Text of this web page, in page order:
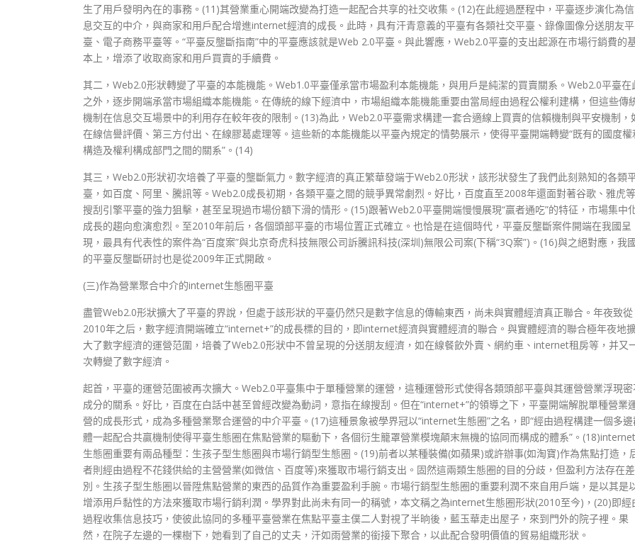
生了用戶發明內在的事務。(11)其營業重心開端改變為打造一起配合共享的社交收集。(12)在此經過歷程中，平臺逐步演化為信
息交互的中介，與商家和用戶配合增進internet經濟的成長。此時，具有汗青意義的平臺有各類社交平臺、錄像圖像分送朋友平
臺、電子商務平臺等。“平臺反壟斷指南”中的平臺應該就是Web 2.0平臺。與此響應，Web2.0平臺的支出起源在市場行銷費的
本上，增添了收取商家和用戶買賣的手續費。
其二，Web2.0形狀轉變了平臺的本能機能。Web1.0平臺僅承當市場盈利本能機能，與用戶是純潔的買賣關系。Web2.0平臺在
之外，逐步開端承當市場組織本能機能。在傳統的線下經濟中，市場組織本能機能重要由當局經由過程公權利建構，但這些傳
機制在信息交互場景中的利用存在較年夜的限制。(13)為此，Web2.0平臺需求構建一套合適線上買賣的信賴機制與平安機制，
在線信譽評價、第三方付出、在線膠葛處理等。這些新的本能機能以平臺內規定的情勢展示，使得平臺開端轉變“既有的國度權
構造及權利構成部門之間的關系”。(14)
其三，Web2.0形狀初次培養了平臺的壟斷氣力。數字經濟的真正繁華發端于Web2.0形狀，該形狀發生了我們此刻熟知的各類
臺，如百度、阿里、騰訊等。Web2.0成長初期，各類平臺之間的競爭異常劇烈。好比，百度直至2008年還面對著谷歌、雅虎等
搜刮引擎平臺的強力狙擊，甚至呈現過市場份額下滑的情形。(15)跟著Web2.0平臺開端慢慢展現“贏者通吃”的特征，市場集中
成長的趨向愈演愈烈。至2010年前后，各個頭部平臺的市場位置正式確立。也恰是在這個時代，平臺反壟斷案件開端在我國呈
現，最具有代表性的案件為“百度案”與北京奇虎科技無限公司訴騰訊科技(深圳)無限公司案(下稱“3Q案”)。(16)與之絕對應，我
的平臺反壟斷研討也是從2009年正式開啟。
(三)作為營業聚合中介的internet生態圈平臺
盡管Web2.0形狀擴大了平臺的界說，但處于該形狀的平臺仍然只是數字信息的傳輸東西，尚未與實體經濟真正聯合。年夜致從
2010年之后，數字經濟開端確立“internet+”的成長標的目的，即internet經濟與實體經濟的聯合。與實體經濟的聯合極年夜地
大了數字經濟的運營范圍，培養了Web2.0形狀中不曾呈現的分送朋友經濟，如在線餐飲外賣、網約車、internet租房等，并又
次轉變了數字經濟。
起首，平臺的運營范圍被再次擴大。Web2.0平臺集中于單種營業的運營，這種運營形式使得各類頭部平臺與其運營營業浮現
成分的關系。好比，百度在白話中甚至曾經改變為動詞，意指在線搜刮。但在“internet+”的領導之下，平臺開端解脫單種營業
營的成長形式，成為多種營業聚合運營的中介平臺。(17)這種景象被學界冠以“internet生態圈”之名，即“經由過程構建一個多
體一起配合共贏機制使得平臺生態圈在焦點營業的驅動下，各個衍生籠罩營業模塊顛末無機的協同而構成的體系”。(18)internet
生態圈重要有兩品種型：生孩子型生態圈與市場行銷型生態圈。(19)前者以某種裝備(如蘋果)或許辦事(如淘寶)作為焦點打造，
者則經由過程不花錢供給的主營營業(如微信、百度等)來獲取市場行銷支出。固然這兩類生態圈的目的分歧，但盈利方法存在差
別。生孩子型生態圈以晉陞焦點營業的東西的品質作為重要盈利手腕。市場行銷型生態圈的重要利潤不來自用戶端，是以其是
增添用戶黏性的方法來獲取市場行銷利潤。學界對此尚未有同一的稱號，本文稱之為internet生態圈形狀(2010至今)，(20)即經
過程收集信息技巧，使彼此協同的多種平臺營業在焦點平臺主僕二人對視了半晌後，藍玉華走出屋子，來到門外的院子裡。果
然，在院子左邊的一棵樹下，她看到了自己的丈夫，汗如雨營業的銜接下聚合，以此配合發明價值的貿易組織形狀。